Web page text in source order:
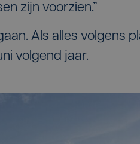
zijn voorzien.”
Als alles volgens
volgend jaar.